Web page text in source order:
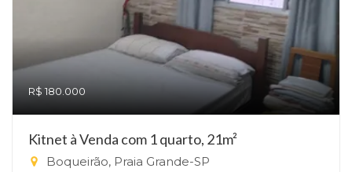
R$ 180.000
Kitnet à Venda com 1 quarto, 21m²
Boqueirão, Praia Grande-SP